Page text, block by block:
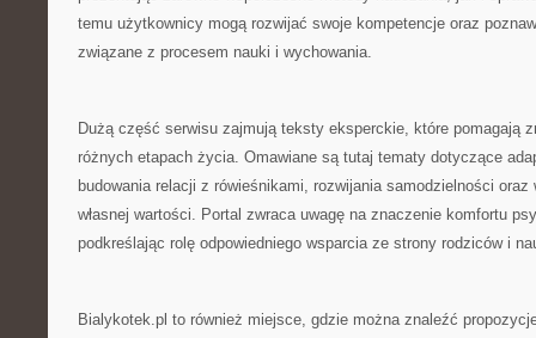
temu użytkownicy mogą rozwijać swoje kompetencje oraz
związane z procesem nauki i wychowania.
Dużą część serwisu zajmują teksty eksperckie, które pomagają
różnych etapach życia. Omawiane są tutaj tematy dotyczące
budowania relacji z rówieśnikami, rozwijania samodzielności
własnej wartości. Portal zwraca uwagę na znaczenie komfortu
podkreślając rolę odpowiedniego wsparcia ze strony rodziców i
Bialykotek.pl to również miejsce, gdzie można znaleźć